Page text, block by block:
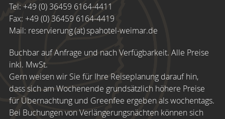
Tel: +49 (0) 36459 6164-4411
Fax: +49 (0) 36459 6164-4419
Mail: reservierung (at) spahotel-weimar.de
Buchbar auf Anfrage und nach Verfügbarkeit. Alle Preise
inkl. MwSt.
Gern weisen wir Sie für Ihre Reiseplanung darauf hin,
dass sich am Wochenende grundsätzlich höhere Preise
für Übernachtung und Greenfee ergeben als wochentags.
Bei Buchungen von Verlängerungsnächten können sich